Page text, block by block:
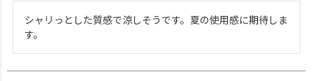
シャリっとした質感で涼しそうです。夏の使用感に期待しま
す。